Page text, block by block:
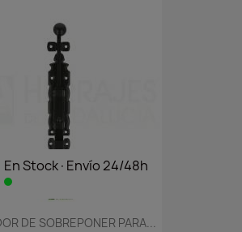
En Stock·Envío 24/48h
DE SOBREPONER PARA...